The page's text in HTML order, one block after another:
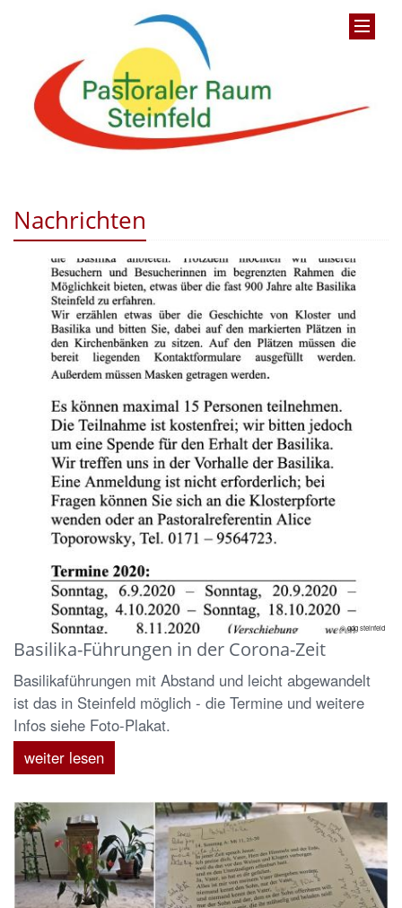
Nachrichten
© gdg steinfeld
Basilika-Führungen in der Corona-Zeit
Basilikaführungen mit Abstand und leicht abgewandelt
ist das in Steinfeld möglich - die Termine und weitere
Infos siehe Foto-Plakat.
weiter lesen